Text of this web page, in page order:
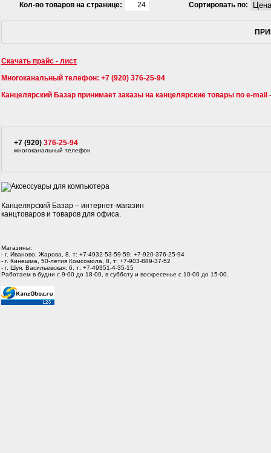
Кол-во товаров на странице: Сортировать по:
Скачать прайс - лист
Многоканальный телефон: +7 (920) 376-25-94
Канцелярский Базар принимает заказы на канцелярские товары по e-mail
+7 (920) 376-25-94
многоканальный телефон
Канцелярский Базар – интернет-магазин
канцтоваров и товаров для офиса.
Магазины:
- г. Иваново, Жарова, 8, т: +7-4932-53-59-59; +7-920-376-25-94
- г. Кинешма, 50-летия Комсомола, 8, т: +7-903-889-37-52
- г. Шуя, Васильевская, 6, т: +7-49351-4-35-15
Работаем в будни с 9-00 до 18-00, в субботу и воскресенье с 10-00 до 15-00.